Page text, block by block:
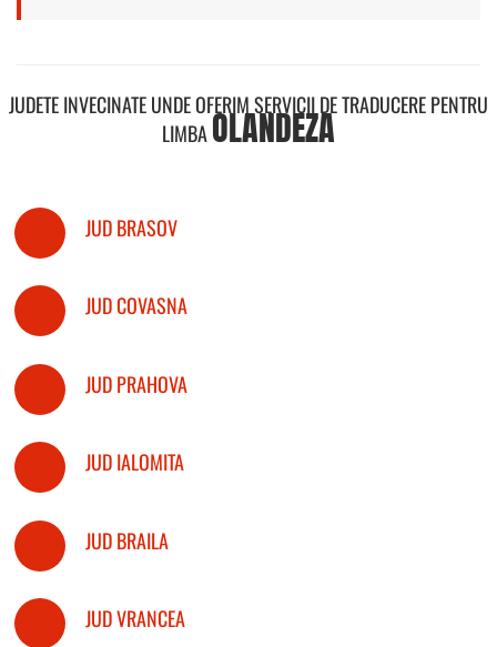
JUDETE INVECINATE UNDE OFERIM SERVICII DE TRADUCERE PENTRU
LIMBAOLANDEZA
JUD BRASOV
JUD COVASNA
JUD PRAHOVA
JUD IALOMITA
JUD BRAILA
JUD VRANCEA